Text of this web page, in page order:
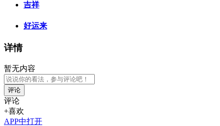
吉祥
好运来
详情
暂无内容
评论
评论
+喜欢
APP中打开